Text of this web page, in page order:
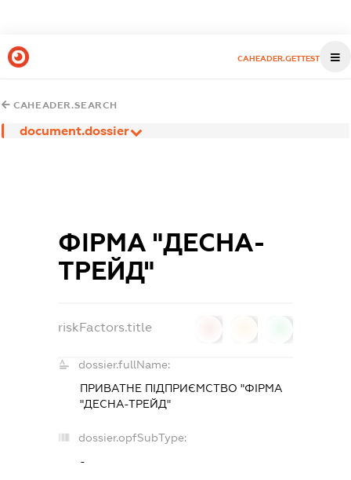
CAHEADER.GETTEST
CAHEADER.SEARCH
document.dossier
ФІРМА "ДЕСНА-
ТРЕЙД"
riskFactors.title
dossier.fullName:
ПРИВАТНЕ ПІДПРИЄМСТВО "ФІРМА
"ДЕСНА-ТРЕЙД"
dossier.opfSubType:
-